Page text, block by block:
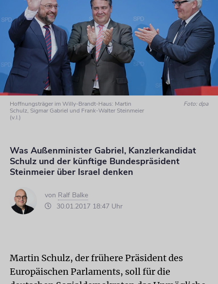
Hoffnungsträger im Willy-Brandt-Haus: Martin
Schulz, Sigmar Gabriel und Frank-Walter Steinmeier
(v.l.)
Foto: dpa
Was Außenminister Gabriel, Kanzlerkandidat
Schulz und der künftige Bundespräsident
Steinmeier über Israel denken
von Ralf Balke
30.01.2017 18:47 Uhr
Martin Schulz, der frühere Präsident des
Europäischen Parlaments, soll für die